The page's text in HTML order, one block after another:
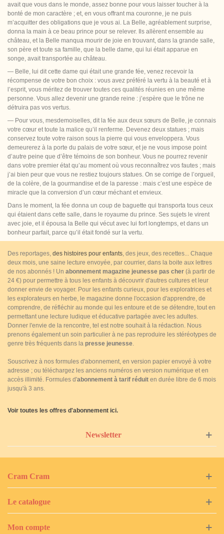
avait que vous dans le monde, assez bonne pour vous laisser toucher à la
bonté de mon caractère ; et, en vous offrant ma couronne, je ne puis
m’acquitter des obligations que je vous ai. La Belle, agréablement surprise,
donna la main à ce beau prince pour se relever. Ils allèrent ensemble au
château, et la Belle manqua mourir de joie en trouvant, dans la grande salle,
son père et toute sa famille, que la belle dame, qui lui était apparue en
songe, avait transportée au château.
— Belle, lui dit cette dame qui était une grande fée, venez recevoir la
récompense de votre bon choix : vous avez préféré la vertu à la beauté et à
l’esprit, vous méritez de trouver toutes ces qualités réunies en une même
personne. Vous allez devenir une grande reine : j’espère que le trône ne
détruira pas vos vertus.
— Pour vous, mesdemoiselles, dit la fée aux deux sœurs de Belle, je connais
votre cœur et toute la malice qu’il renferme. Devenez deux statues ; mais
conservez toute votre raison sous la pierre qui vous enveloppera. Vous
demeurerez à la porte du palais de votre sœur, et je ne vous impose point
d’autre peine que d’être témoins de son bonheur. Vous ne pourrez revenir
dans votre premier état qu’au moment où vous reconnaîtrez vos fautes ; mais
j’ai bien peur que vous ne restiez toujours statues. On se corrige de l’orgueil,
de la colère, de la gourmandise et de la paresse : mais c’est une espèce de
miracle que la conversion d’un cœur méchant et envieux.
Dans le moment, la fée donna un coup de baguette qui transporta tous ceux
qui étaient dans cette salle, dans le royaume du prince. Ses sujets le virent
avec joie, et il épousa la Belle qui vécut avec lui fort longtemps, et dans un
bonheur parfait, parce qu’il était fondé sur la vertu.
Des reportages, des histoires pour enfants , des jeux, des recettes... Chaque
deux mois, une saine lecture envoyée, par courrier, dans la boite aux lettres
de nos abonnés ! Un abonnement magazine jeunesse pas cher (à partir de
24 €) pour permettre à tous les enfants à découvrir d'autres cultures et leur
donner envie de voyager. Pour les enfants curieux, pour les exploratrices et
les explorateurs en herbe, le magazine donne l'occasion d'apprendre, de
comprendre, de réfléchir au monde qui les entoure et de se détendre, tout en
permettant une lecture ludique et éducative partagée avec les adultes.
Donner l'envie de la rencontre, tel est notre souhait à la rédaction. Nous
prenons également un soin particulier à ne pas reproduire les stéréotypes de
genre très fréquents dans la presse jeunesse
Souscrivez à nos formules d'abonnement, en version papier envoyé à votre
adresse ; ou téléchargez les anciens numéros en version numérique et en
accès illimité. Formules d'abonnement à tarif réduit en durée libre de 6 mois
jusqu'à 3 ans.
Voir toutes les offres d'abonnement ici.
Newsletter
Cram Cram
Le catalogue
Mon compte